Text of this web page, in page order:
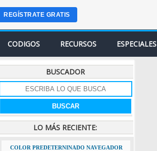
CODIGOS RECURSOS ESPECIALES
BUSCADOR
LO MÁS RECIENTE:
COLOR PREDETERNINADO NAVEGADOR
REGÍSTRATE GRATIS